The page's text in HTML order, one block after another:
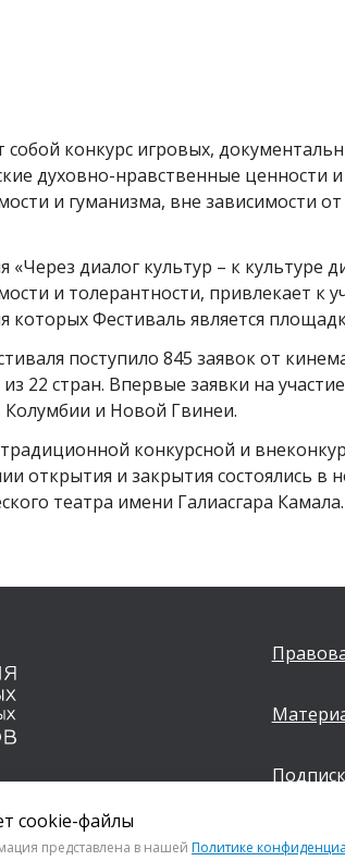
собой конкурс игровых,
духовно-нравственные ценности
и гуманизма, вне зависимости
диалог культур – к культуре
и толерантности, привлекает к
которых Фестиваль является
поступило 845 заявок от
22 стран. Впервые заявки на
и Новой Гвинеи.
конкурсной и
открытия и закрытия состоялись в
театра имени Галиасгара Камала.
ПРОЕКТОВ»
cookie-файлы
представлена в нашей Политике